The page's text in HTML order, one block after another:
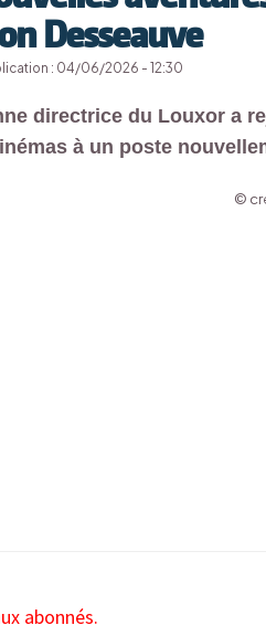
Desseauve
: 04/06/2026 - 12:30
directrice du Louxor a
à un poste
©
abonnés.